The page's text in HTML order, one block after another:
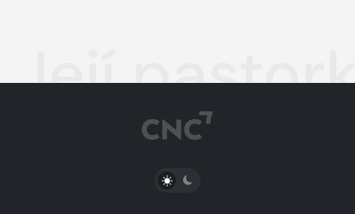
Její
PŘEPNOUT SVĚTLÝ/TMAVÝ REŽIM